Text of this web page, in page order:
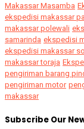
Makassar Masamba
ekspedisi makassar
makassar polewali
samarinda ekspedisi
ekspedisi makassar
makassar toraja
pengiriman barang
pengiriman motor
makassar
Subscribe Our